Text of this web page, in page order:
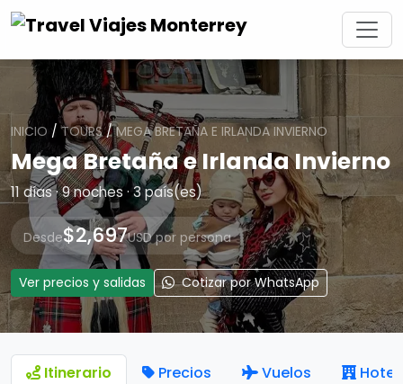
INICIO /TOURS/MEGA BRETAÑA E IRLANDA INVIERNO
Mega Bretaña e Irlanda Invierno
11 días · 9 noches · 3 país(es)
Desde$2,697USD por persona
Ver precios y salidas Cotizar por WhatsApp
Itinerario Precios Vuelos